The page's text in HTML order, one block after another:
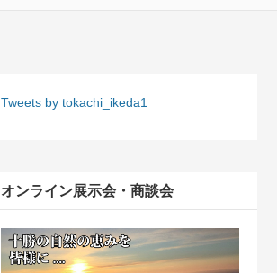
Tweets by tokachi_ikeda1
オンライン展示会・商談会